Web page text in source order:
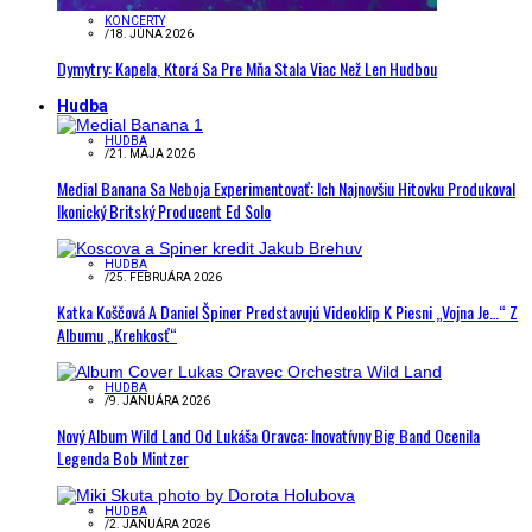
KONCERTY
/18. JÚNA 2026
Dymytry: Kapela, Ktorá Sa Pre Mňa Stala Viac Než Len Hudbou
Hudba
HUDBA
/21. MÁJA 2026
Medial Banana Sa Neboja Experimentovať: Ich Najnovšiu Hitovku Produkoval
Ikonický Britský Producent Ed Solo
HUDBA
/25. FEBRUÁRA 2026
Katka Koščová A Daniel Špiner Predstavujú Videoklip K Piesni „Vojna Je…“ Z
Albumu „Krehkosť“
HUDBA
/9. JANUÁRA 2026
Nový Album Wild Land Od Lukáša Oravca: Inovatívny Big Band Ocenila
Legenda Bob Mintzer
HUDBA
/2. JANUÁRA 2026